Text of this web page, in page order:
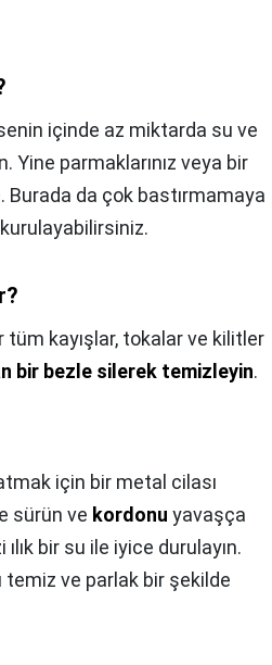
içinde az miktarda su ve
Yine parmaklarınız veya bir
Burada da çok bastırmamaya
tüm kayışlar, tokalar ve kilitler
bir bezle silerek temizleyin.
için bir metal cilası
sürün ve kordonu yavaşça
bir su ile iyice durulayın.
temiz ve parlak bir şekilde